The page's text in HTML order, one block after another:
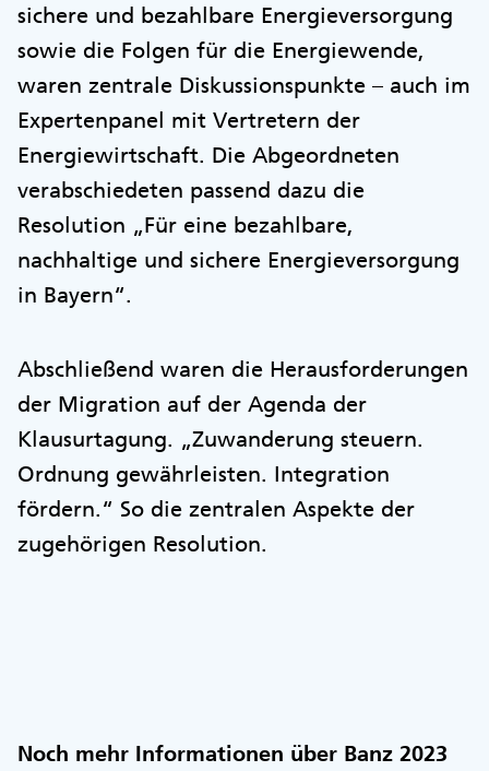
sichere und bezahlbare Energieversorgung
sowie die Folgen für die Energiewende,
waren zentrale Diskussionspunkte – auch im
Expertenpanel mit Vertretern der
Energiewirtschaft. Die Abgeordneten
verabschiedeten passend dazu die
Resolution „Für eine bezahlbare,
nachhaltige und sichere Energieversorgung
in Bayern“.
Abschließend waren die Herausforderungen
der Migration auf der Agenda der
Klausurtagung. „Zuwanderung steuern.
Ordnung gewährleisten. Integration
fördern.“ So die zentralen Aspekte der
zugehörigen Resolution.
Noch mehr Informationen über Banz 2023